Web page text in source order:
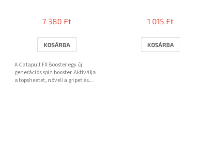
7 380 Ft
KOSÁRBA
A Catapult FX Booster egy új
generációs spin booster. Aktiválja
a topsheetet, növeli a gripet és...
1 015 Ft
KOSÁRBA